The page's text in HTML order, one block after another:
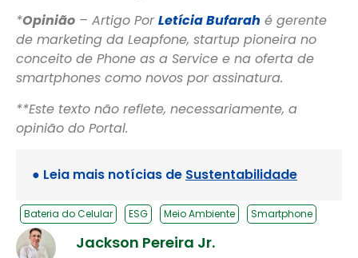
*Opinião – Artigo Por Letícia Bufarah é gerente
de marketing da Leapfone, startup pioneira no
conceito de Phone as a Service e na oferta de
smartphones como novos por assinatura.
**Este texto não reflete, necessariamente, a
opinião do Portal.
● Leia mais notícias de Sustentabilidade
Bateria do Celular ESG Meio Ambiente Smartphone
Jackson Pereira Jr.